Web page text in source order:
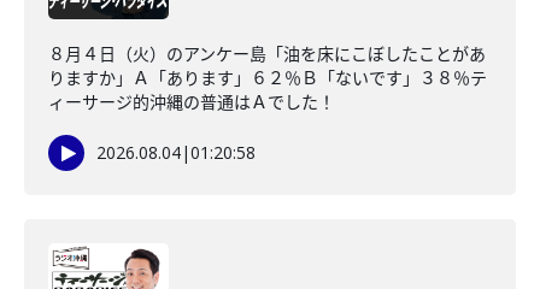
８月４日（火）のアンケー島「油を床にこぼしたことがあ
りますか」Ａ「あります」６２％Ｂ「ないです」３８％テ
ィーサージ的沖縄の普通はＡでした！
2026.08.04|01:20:58